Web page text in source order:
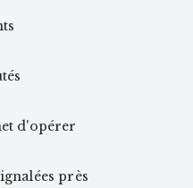
d'opérer
près